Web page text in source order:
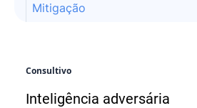
Mitigação
Consultivo
Inteligência adversária